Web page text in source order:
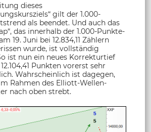
dieses
gilt der 1.000-
als beendet. Und auch das
das innerhalb der 1.000-Punkte-
19. Juni bei 12.834,11 Zählern
wurde, ist vollständig
ist nun ein neues Korrekturtief
Punkten vorerst sehr
Wahrscheinlich ist dagegen,
Rahmen des Elliott-Wellen-
nach oben strebt.